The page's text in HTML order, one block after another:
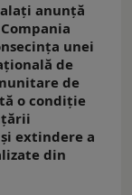
anunță
unei
de
de
o condiție
extindere a
din